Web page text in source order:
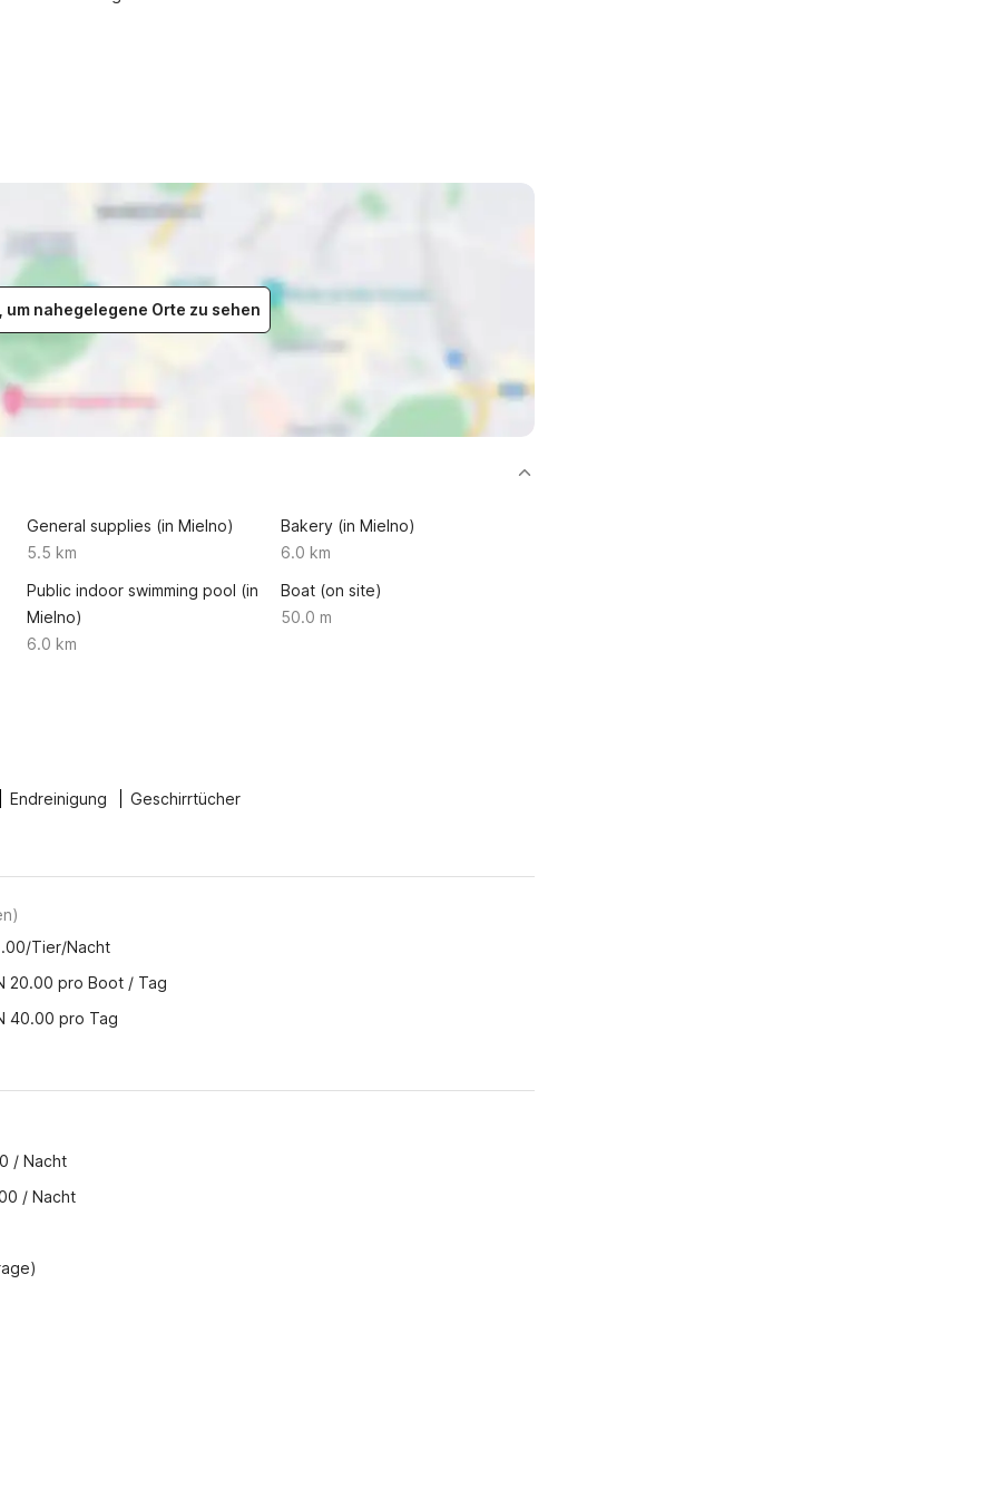
um nahegelegene Orte zu sehen
General supplies (in Mielno)
5.5 km
Bakery (in Mielno)
6.0 km
Public indoor swimming pool (in
Mielno)
6.0 km
Boat (on site)
50.0 m
Endreinigung Geschirrtücher
)
Tier/Nacht
20.00 pro Boot / Tag
40.00 pro Tag
/ Nacht
/ Nacht